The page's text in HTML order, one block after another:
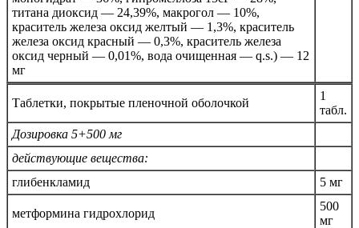
титана диоксид — 24,39%, макрогол — 10%,
краситель железа оксид желтый — 1,3%, краситель
железа оксид красный — 0,3%, краситель железа
оксид черный — 0,01%, вода очищенная — q.s.) — 12
мг
Таблетки, покрытые пленочной оболочкой
1
табл.
Дозировка 5+500 мг
действующие вещества:
глибенкламид
5 мг
метформина гидрохлорид
500
мг